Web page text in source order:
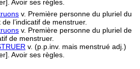
Avoir ses règles.
v. Première personne du pluriel du
de l’indicatif de menstruer.
v. Première personne du pluriel de
de menstruer.
v. (p.p.inv. mais menstrué adj.)
Avoir ses règles.